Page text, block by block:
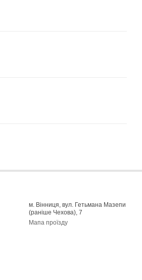
м. Вінниця, вул. Гетьмана Мазепи
(раніше Чехова), 7
Мапа проїзду